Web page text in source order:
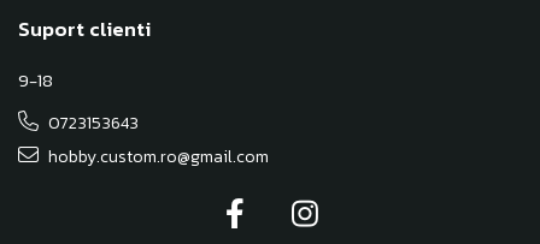
Suport clienti
9-18
0723153643
hobby.custom.ro@gmail.com